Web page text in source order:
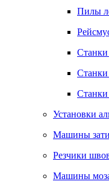
Пилы
Установки
Машины
Резчики
Машины